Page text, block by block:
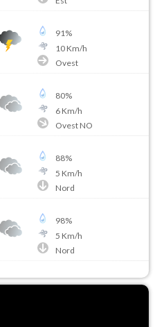
91%
10Km/h
Ovest
80%
6Km/h
Ovest NO
88%
5 Km/h
Nord
98%
5 Km/h
Nord